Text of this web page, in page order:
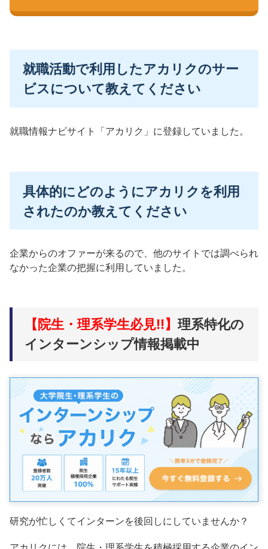
就職活動で利用したアカリクのサー
ビスについて教えてください
就職情報ナビサイト「アカリク」に登録していました。
具体的にどのようにアカリクを利用
されたのか教えてください
企業からのオファーが来るので、他のサイトでは調べられ
なかった企業の把握に利用していました。
【院生・理系学生必見!!】 理系特化の
インターンシップ情報掲載中
研究が忙しくてインターンを後回しにしていませんか？